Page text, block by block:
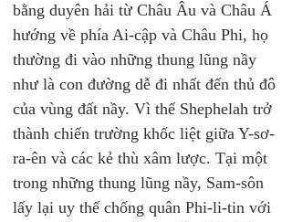
bằng duyên hải từ Châu Âu và Châu Á
hướng về phía Ai-cập và Châu Phi, họ
thường đi vào những thung lũng nầy
như là con đường dễ đi nhất đến thủ đô
của vùng đất nầy. Vì thế Shephelah trở
thành chiến trường khốc liệt giữa Y-sơ-
ra-ên và các kẻ thù xâm lược. Tại một
trong những thung lũng nầy, Sam-sôn
lấy lại uy thế chống quân Phi-li-tin với